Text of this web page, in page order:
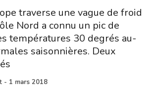
traverse une vague de froid
Nord a connu un pic de
températures 30 degrés au-
saisonnières. Deux
- 1 mars 2018